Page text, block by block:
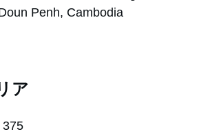
Penh, Cambodia
ア